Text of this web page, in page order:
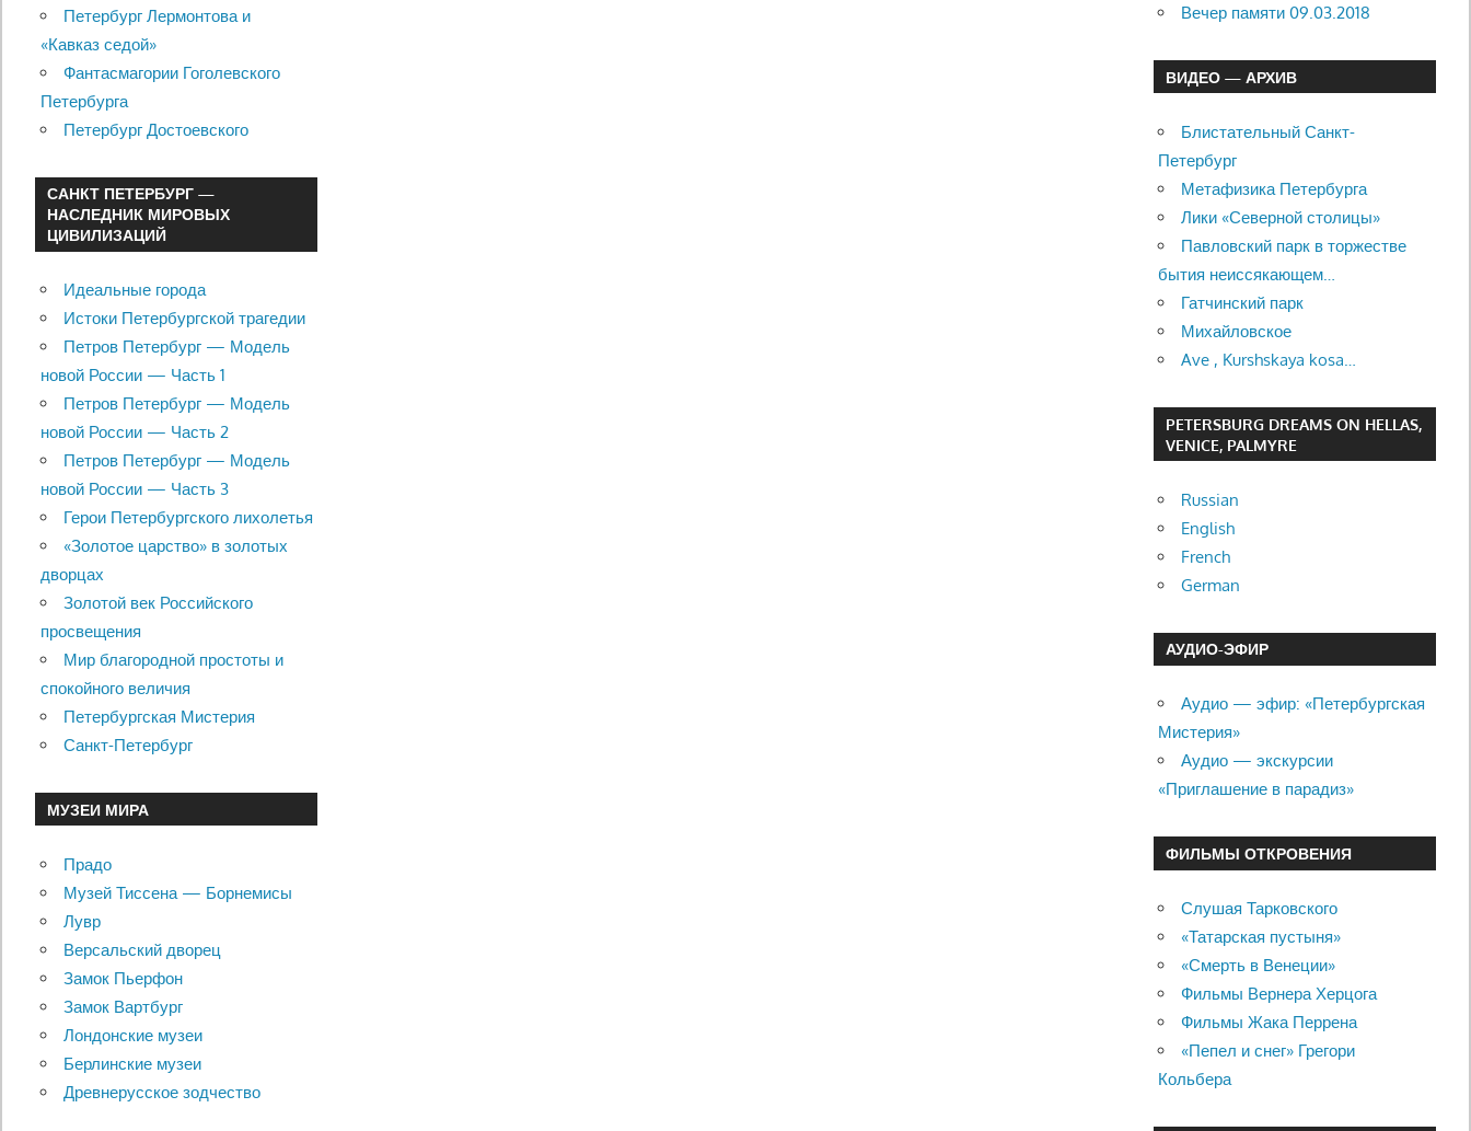
Петербург Лермонтова и
«Кавказ седой»
Фантасмагории Гоголевского
Петербурга
Петербург Достоевского
САНКТ ПЕТЕРБУРГ —
НАСЛЕДНИК МИРОВЫХ
ЦИВИЛИЗАЦИЙ
Идеальные города
Истоки Петербургской трагедии
Петров Петербург — Модель
новой России — Часть 1
Петров Петербург — Модель
новой России — Часть 2
Петров Петербург — Модель
новой России — Часть 3
Герои Петербургского лихолетья
«Золотое царство» в золотых
дворцах
Золотой век Российского
просвещения
Мир благородной простоты и
спокойного величия
Петербургская Мистерия
Санкт-Петербург
МУЗЕИ МИРА
Прадо
Музей Тиссена — Борнемисы
Лувр
Версальский дворец
Замок Пьерфон
Замок Вартбург
Лондонские музеи
Берлинские музеи
Древнерусское зодчество
Вечер памяти 09.03.2018
ВИДЕО — АРХИВ
Блистательный Санкт-
Петербург
Метафизика Петербурга
Лики «Северной столицы»
Павловский парк в торжестве
бытия неиссякающем…
Гатчинский парк
Михайловское
Ave , Kurshskaya kosa…
PETERSBURG DREAMS ON HELLAS,
VENICE, PALMYRE
Russian
English
French
German
АУДИО-ЭФИР
Аудио — эфир: «Петербургская
Мистерия»
Аудио — экскурсии
«Приглашение в парадиз»
ФИЛЬМЫ ОТКРОВЕНИЯ
Слушая Тарковского
«Татарская пустыня»
«Смерть в Венеции»
Фильмы Вернера Херцога
Фильмы Жака Перрена
«Пепел и снег» Грегори
Кольбера